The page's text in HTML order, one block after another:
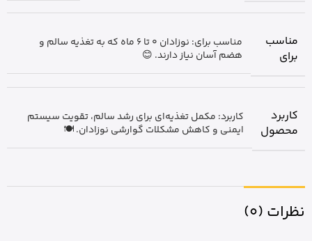
مناسب
برای
مناسب برای: نوزادان 0 تا 6 ماه که به تغذیه سالم و
هضم آسان نیاز دارند. 😊
کاربرد
محصول
کاربرد: مکمل تغذیه‌ای برای رشد سالم، تقویت سیستم
ایمنی و کاهش مشکلات گوارشی نوزادان. 🍽️
نظرات (0)